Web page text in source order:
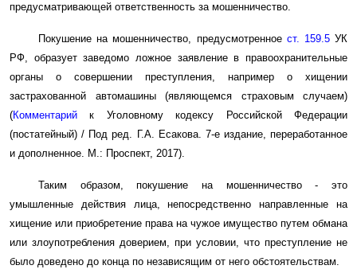
предусматривающей ответственность за мошенничество.
Покушение на мошенничество, предусмотренное ст. 159.5УК
РФ, образует заведомо ложное заявление в правоохранительные
органы о совершении преступления, например о хищении
застрахованной автомашины (являющемся страховым случаем)
(Комментарий к Уголовному кодексу Российской Федерации
(постатейный) / Под ред. Г.А. Есакова. 7-е издание, переработанное
и дополненное. М.: Проспект, 2017).
Таким образом, покушение на мошенничество - это
умышленные действия лица, непосредственно направленные на
хищение или приобретение права на чужое имущество путем обмана
или злоупотребления доверием, при условии, что преступление не
было доведено до конца по независящим от него обстоятельствам.